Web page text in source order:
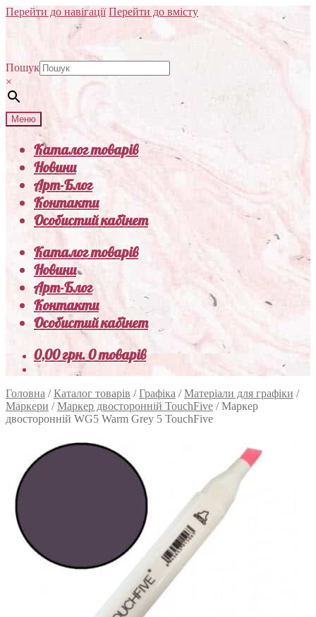
Перейти до навігації Перейти до вмісту
Пошук
×
Меню
Каталог товарів
Новини
Арт-Блог
Контакти
Особистий кабінет
Каталог товарів
Новини
Арт-Блог
Контакти
Особистий кабінет
0,00грн.0 товарів
Головна /Каталог товарів /Графіка /Матеріали для графіки /
Маркери /Маркер двосторонній TouchFive /Маркер
двосторонній WG5 Warm Grey 5 TouchFive